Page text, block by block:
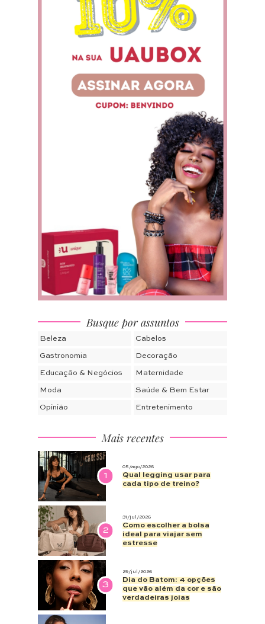
Busque por assuntos
Beleza Cabelos
Gastronomia Decoração
Educação & Negócios Maternidade
Moda Saúde & Bem Estar
Opinião Entretenimento
Mais recentes
1
05/ago/2026
Qual legging usar para
cada tipo de treino?
2
31/jul/2026
Como escolher a bolsa
ideal para viajar sem
estresse
3
29/jul/2026
Dia do Batom: 4 opções
que vão além da cor e são
verdadeiras joias